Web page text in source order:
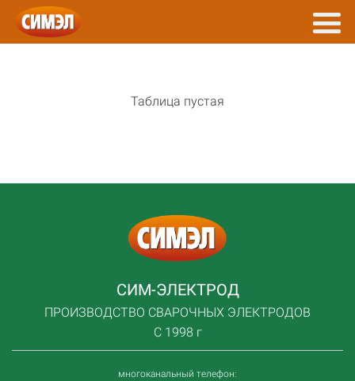
Таблица пустая
СИМ-ЭЛЕКТРОД
ПРОИЗВОДСТВО СВАРОЧНЫХ ЭЛЕКТРОДОВ
С 1998 г
многоканальный телефон: